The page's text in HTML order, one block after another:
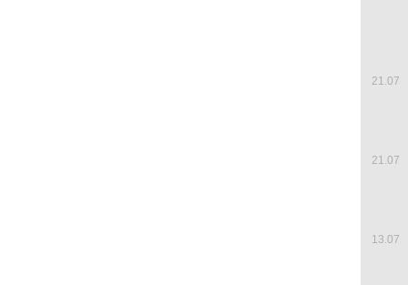
21.07
21.07
13.07